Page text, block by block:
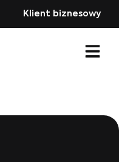
Klient biznesowy